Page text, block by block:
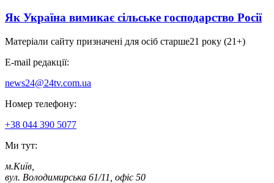
Як Україна вимикає сільське господарство Росії
Матеріали сайту призначені для осіб старше21 року (21+)
E-mail редакції:
news24@24tv.com.ua
Номер телефону:
+38 044 390 5077
Ми тут:
м.Київ
вул. Володимирська 61/11, офіс 50